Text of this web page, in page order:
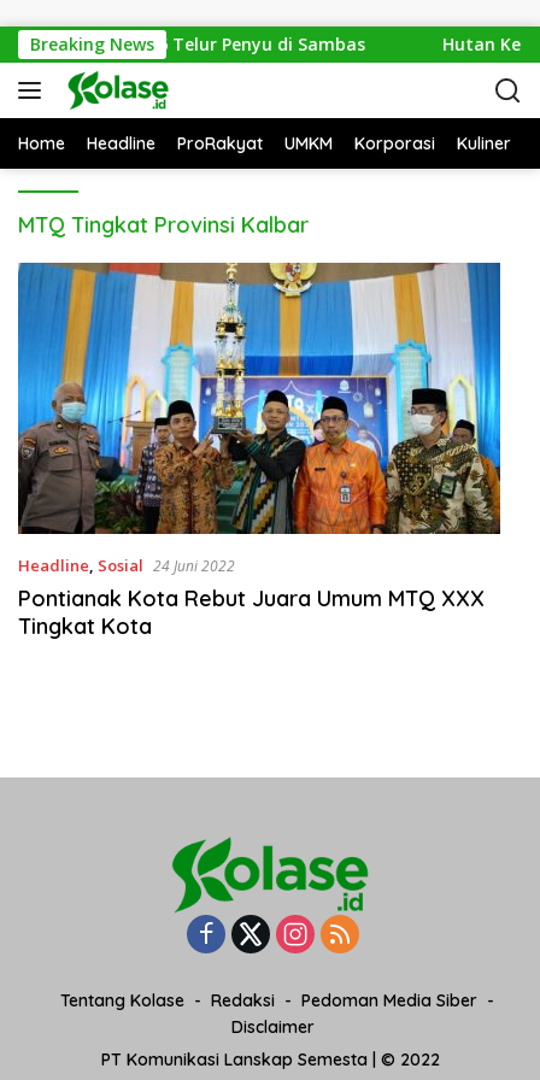
Breaking News
Amankan 1.286 Telur Penyu di Sambas Hutan
Home Headline ProRakyat UMKM Korporasi Kuliner
MTQ Tingkat Provinsi Kalbar
Headline, Sosial 24 Juni 2022
Pontianak Kota Rebut Juara Umum MTQ XXX
Tingkat Kota
Tentang Kolase Redaksi
Pedoman Media Siber
Disclaimer
PT Komunikasi Lanskap Semesta | © 2022